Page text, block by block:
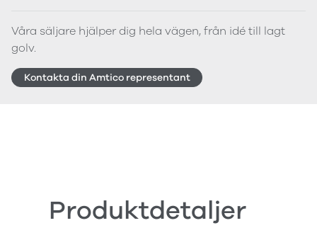
Våra säljare hjälper dig hela vägen, från idé till lagt
golv.
Kontakta din Amtico representant
Produktdetaljer